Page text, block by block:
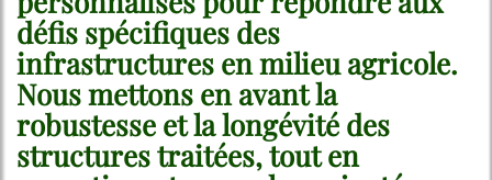
défis spécifiques des
infrastructures en milieu agricole.
Nous mettons en avant la
robustesse et la longévité des
structures traitées, tout en